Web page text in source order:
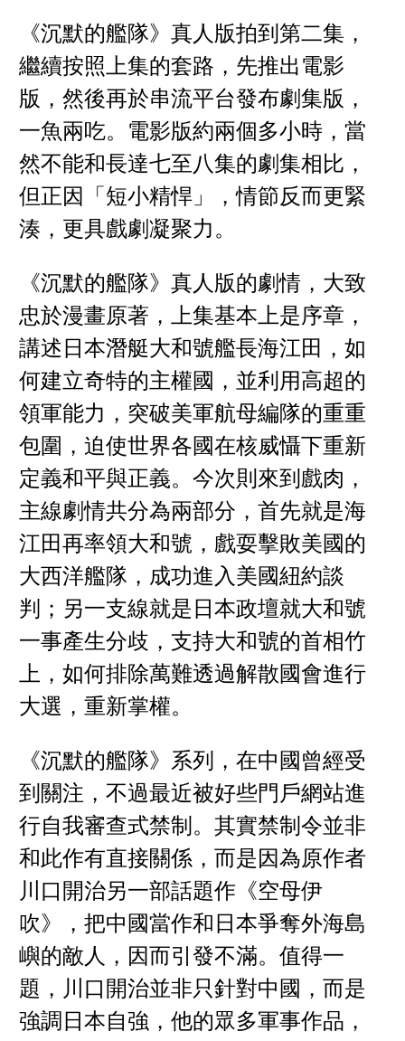
《沉默的艦隊》真人版拍到第二集，
繼續按照上集的套路，先推出電影
版，然後再於串流平台發布劇集版，
一魚兩吃。電影版約兩個多小時，當
然不能和長達七至八集的劇集相比，
但正因「短小精悍」，情節反而更緊
湊，更具戲劇凝聚力。
《沉默的艦隊》真人版的劇情，大致
忠於漫畫原著，上集基本上是序章，
講述日本潛艇大和號艦長海江田，如
何建立奇特的主權國，並利用高超的
領軍能力，突破美軍航母編隊的重重
包圍，迫使世界各國在核威懾下重新
定義和平與正義。今次則來到戲肉，
主線劇情共分為兩部分，首先就是海
江田再率領大和號，戲耍擊敗美國的
大西洋艦隊，成功進入美國紐約談
判；另一支線就是日本政壇就大和號
一事產生分歧，支持大和號的首相竹
上，如何排除萬難透過解散國會進行
大選，重新掌權。
《沉默的艦隊》系列，在中國曾經受
到關注，不過最近被好些門戶網站進
行自我審查式禁制。其實禁制令並非
和此作有直接關係，而是因為原作者
川口開治另一部話題作《空母伊
吹》，把中國當作和日本爭奪外海島
嶼的敵人，因而引發不滿。值得一
題，川口開治並非只針對中國，而是
強調日本自強，他的眾多軍事作品，